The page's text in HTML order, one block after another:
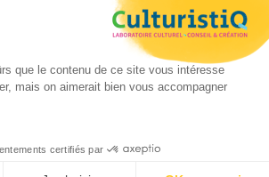
Suivre Culturistiq
Tous
que le contenu de ce site vous intéresse
mais on aimerait bien vous accompagner
certifiés par